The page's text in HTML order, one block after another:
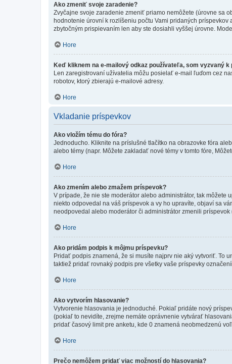
Ako zmeniť svoje zaradenie?
Zvyčajne svoje zaradenie zmeniť priamo nemôžete (úrovne sa
hodnotenie úrovní k rozlíšeniu počtu Vami pridaných
zbytočným prispievaním len aby ste dosiahli vyššej úrovne.
Hore
Keď kliknem na e-mailový odkaz používateľa, som vyzvaný k
Len zaregistrovaní užívatelia môžu posielať e-mail ľuďom cez
robotov, ktorý zbierajú e-mailové adresy.
Hore
Vkladanie príspevkov
Ako vložím tému do fóra?
Jednoducho. Kliknite na príslušné tlačítko na obrazovke fóra
alebo témy (napr. Môžete zakladať nové témy v tomto fóre,
Hore
Ako zmením alebo zmažem príspevok?
V prípade, že nie ste moderátor alebo administrátor, tak
niekto odpovedal na váš príspevok a vy ho upravíte, objaví sa
neodpovedal alebo moderátor či administrátor zmenili
Hore
Ako pridám podpis k môjmu príspevku?
Pridať podpis znamená, že si musíte najprv nie aký vytvoriť. To
taktiež pridať rovnaký podpis pre všetky vaše príspevky
Hore
Ako vytvorím hlasovanie?
Vytvorenie hlasovania je jednoduché. Pokiaľ pridáte nový
(pokiaľ to nevidíte, zrejme nemáte oprávnenie vytvárať
pridať časový limit pre anketu, kde 0 znamená neobmedzenú
Hore
Prečo nemôžem pridať viac možností do hlasovania?